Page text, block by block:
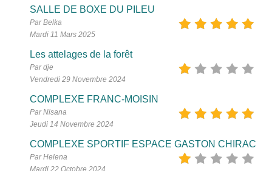
SALLE DE BOXE DU PILEU
Par Belka
Mardi 11 Mars 2025
Les attelages de la forêt
Par dje
Vendredi 29 Novembre 2024
COMPLEXE FRANC-MOISIN
Par Nisana
Jeudi 14 Novembre 2024
COMPLEXE SPORTIF ESPACE GASTON CHIRAC
Par Helena
Mardi 22 Octobre 2024